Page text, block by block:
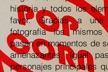
historia y todos los
favor. Gracias a una
fotografía los mismos
pasan en momentos de
amenazantes. Igual
personajes principales